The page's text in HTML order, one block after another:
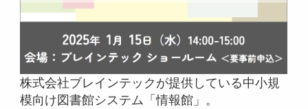
株式会社ブレインテックが提供している中小規
模向け図書館システム「情報館」。